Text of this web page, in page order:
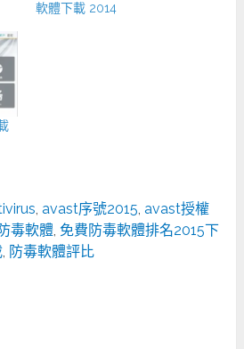
軟體下載 2014
,avast序號2015,avast授權
毒軟體, 免費防毒軟體排名2015下
, 防毒軟體評比